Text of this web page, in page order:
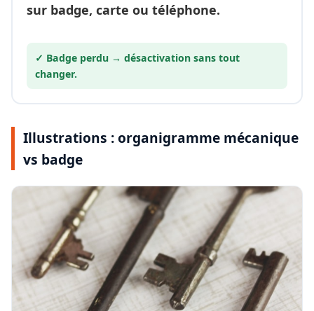
sur badge, carte ou téléphone.
✓ Badge perdu → désactivation sans tout
changer.
Illustrations : organigramme mécanique
vs badge